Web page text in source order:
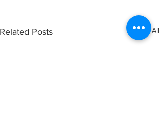
Related Posts See All